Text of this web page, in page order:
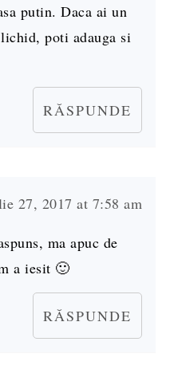
putin. Daca ai un
poti adauga si
RĂSPUNDE
27, 2017 at 7:58 am
ma apuc de
a iesit 🙂
RĂSPUNDE